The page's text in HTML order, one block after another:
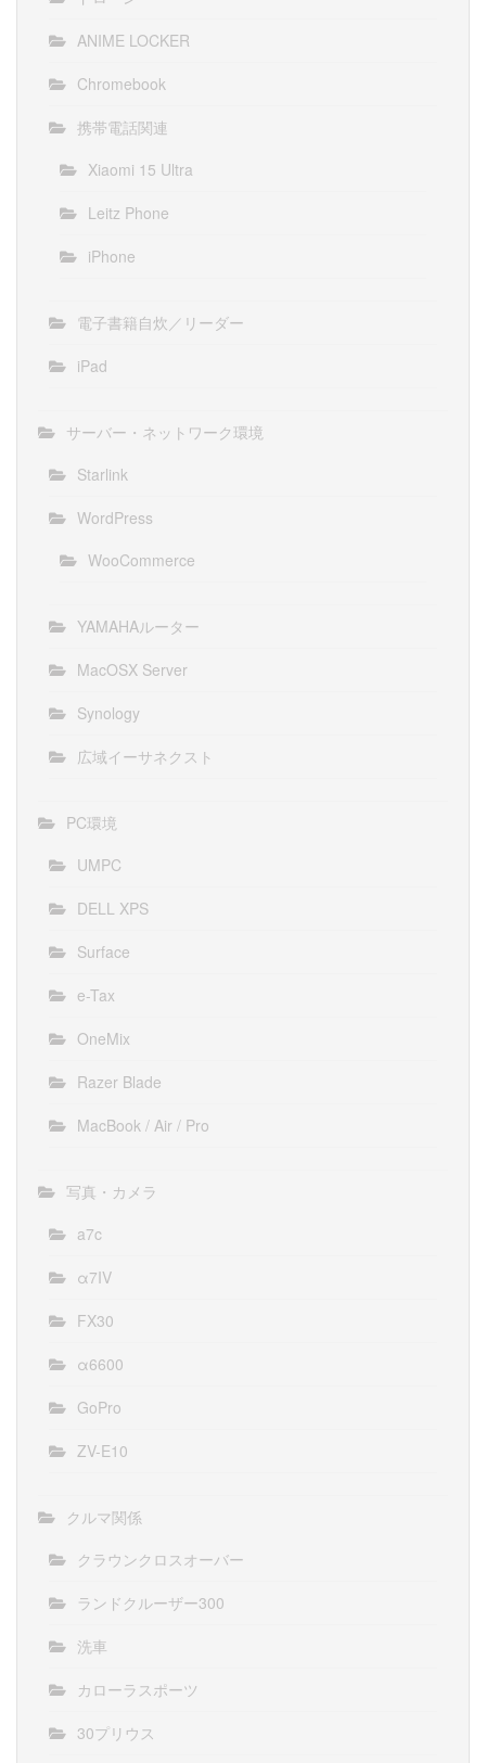
ANIME LOCKER
Chromebook
携帯電話関連
Xiaomi 15 Ultra
Leitz Phone
iPhone
電子書籍自炊／リーダー
iPad
サーバー・ネットワーク環境
Starlink
WordPress
WooCommerce
YAMAHAルーター
MacOSX Server
Synology
広域イーサネクスト
PC環境
UMPC
DELL XPS
Surface
e-Tax
OneMix
Razer Blade
MacBook / Air / Pro
写真・カメラ
a7c
α7IV
FX30
α6600
GoPro
ZV-E10
クルマ関係
クラウンクロスオーバー
ランドクルーザー300
洗車
カローラスポーツ
30プリウス